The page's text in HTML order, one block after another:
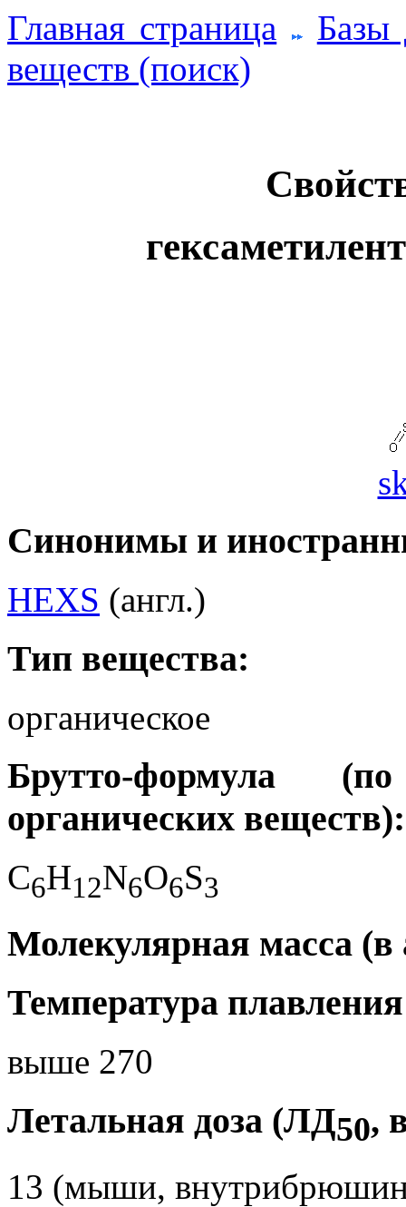
Главная страница
Базы
веществ (поиск)
Синонимы и
HEXS (англ.)
Тип вещества:
органическое
Брутто-формула
органических веществ):
C6H12N6O6S3
Молекулярная масса (в
Температура
выше 270
Летальная доза (ЛД50,
13 (мыши,